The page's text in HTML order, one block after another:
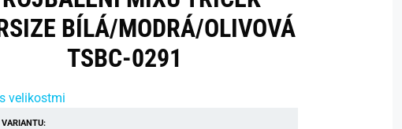
BÍLÁ/MODRÁ/OLIVOVÁ
TSBC-0291
velikostmi
VARIANTU: